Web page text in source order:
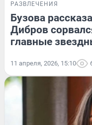
РАЗВЛЕЧЕНИЯ
Бузова
Дибров
главные
11 апреля, 2026, 15:10